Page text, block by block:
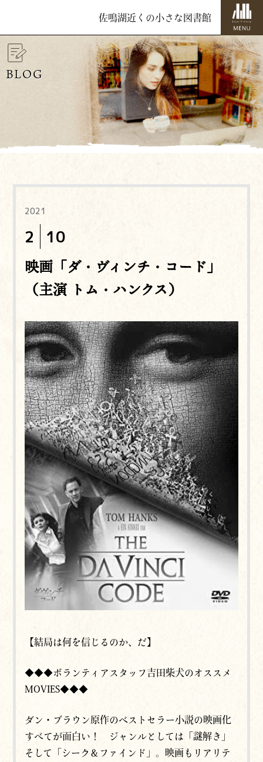
佐鳴湖近くの小さな図書館
BLOG
2021
2 10
映画「ダ・ヴィンチ・コード」
（主演 トム・ハンクス）
【結局は何を信じるのか、だ】
◆◆◆ボランティアスタッフ吉田柴犬のオススメ
MOVIES◆◆◆
ダン・ブラウン原作のベストセラー小説の映画化
すべてが面白い！ ジャンルとしては「謎解き」
そして「シーク＆ファインド」。映画もリアリテ